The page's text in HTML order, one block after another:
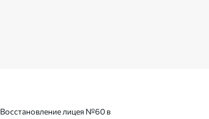
Восстановление лицея №60 в